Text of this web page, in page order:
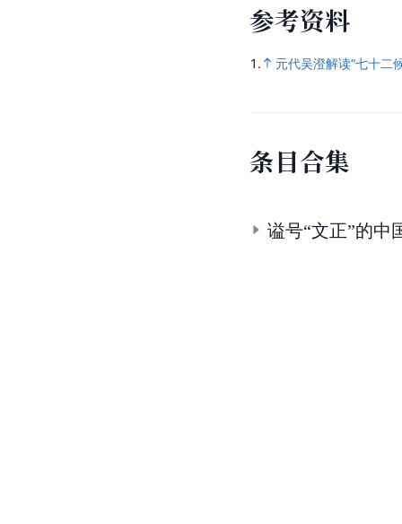
参考资料
1. 元代吴澄解读“七十二
条目合集
谥号“文正”的中